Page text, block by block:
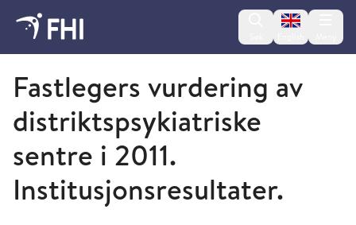
Change
2012 - publikasjoner fra FHI
Fastlegers vurdering av
distriktspsykiatriske
sentre i 2011.
Institusjonsresultater.